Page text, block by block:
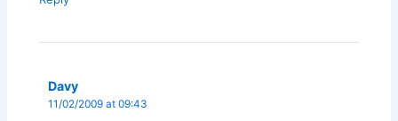
Davy
11/02/2009 at 09:43